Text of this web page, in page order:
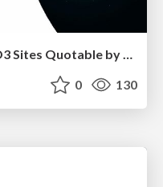
Invisible to AI? Making TYPO3 Sites Quotable by AI Search Systems
0 130